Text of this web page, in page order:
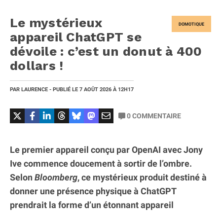
DOMOTIQUE
Le mystérieux
appareil ChatGPT se
dévoile : c’est un donut à 400
dollars !
PAR LAURENCE - PUBLIÉ LE 7 AOÛT 2026 À 12H17
0COMMENTAIRE
Le premier appareil conçu par OpenAI avec Jony
Ive commence doucement à sortir de l’ombre.
Selon Bloomberg, ce mystérieux produit destiné à
donner une présence physique à ChatGPT
prendrait la forme d’un étonnant appareil